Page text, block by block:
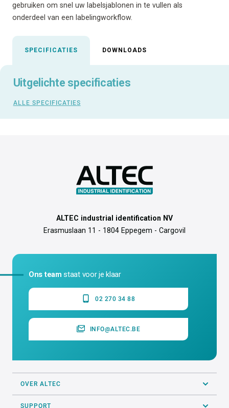
gebruiken om snel uw labelsjablonen in te vullen als
onderdeel van een labelingworkflow.
SPECIFICATIES DOWNLOADS
Uitgelichte specificaties
ALLE SPECIFICATIES
ALTEC industrial identification NV
Erasmuslaan 11 - 1804 Eppegem - Cargovil
Ons team staat voor je klaar
02 270 34 88
INFO@ALTEC.BE
OVER ALTEC
SUPPORT